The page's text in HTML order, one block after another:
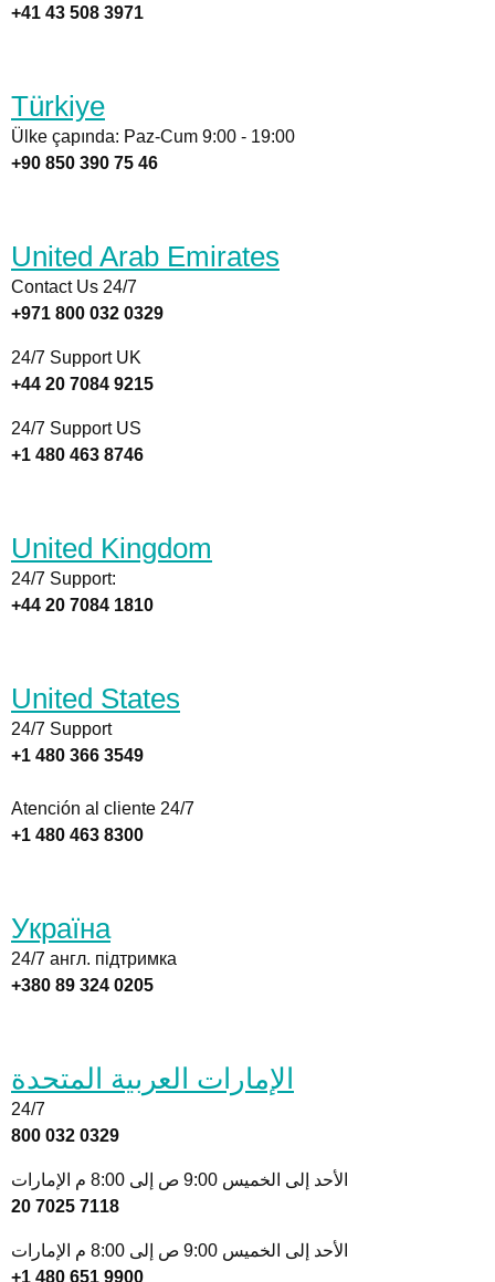
+41 43 508 3971
Türkiye
Ülke çapında: Paz-Cum 9:00 - 19:00
+90 850 390 75 46
United Arab Emirates
Contact Us 24/7
+971 800 032 0329
24/7 Support UK
+44 20 7084 9215
24/7 Support US
+1 480 463 8746
United Kingdom
24/7 Support:
+44 20 7084 1810
United States
24/7 Support
+1 480 366 3549
Atención al cliente 24/7
+1 480 463 8300
Україна
24/7 англ. підтримка
+380 89 324 0205
الإمارات العربية المتحدة
24/7
800 032 0329
الأحد إلى الخميس 9:00 ص إلى 8:00 م الإمارات
20 7025 7118
الأحد إلى الخميس 9:00 ص إلى 8:00 م الإمارات